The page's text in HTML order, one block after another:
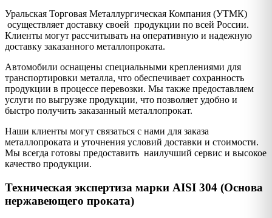
Уральская Торговая Металлургическая Компания (УТМК)
осуществляет доставку своей продукции по всей России.
Клиенты могут рассчитывать на оперативную и надежную
доставку заказанного металлопроката.
Автомобили оснащены специальными креплениями для
транспортировки металла, что обеспечивает сохранность
продукции в процессе перевозки. Мы также предоставляем
услуги по выгрузке продукции, что позволяет удобно и
быстро получить заказанный металлопрокат.
Наши клиенты могут связаться с нами для заказа
металлопроката и уточнения условий доставки и стоимости.
Мы всегда готовы предоставить наилучший сервис и высокое
качество продукции.
Техническая экспертиза марки AISI 304 (Основа
нержавеющего проката)